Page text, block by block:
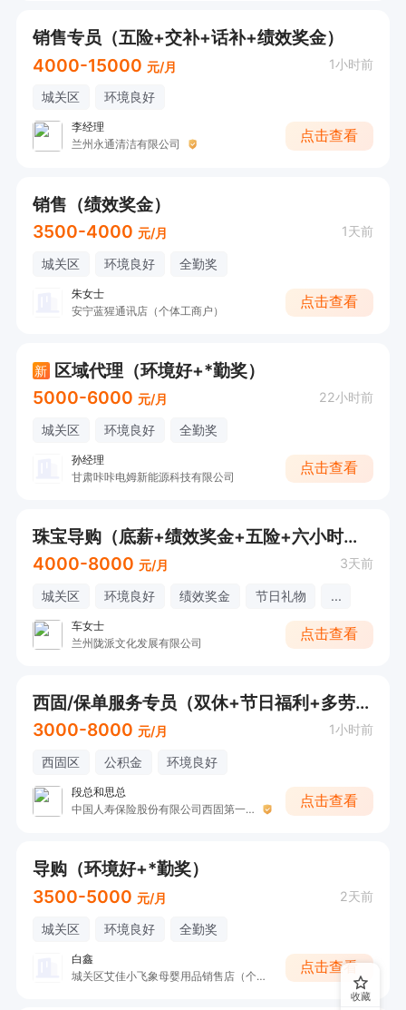
销售专员（五险+交补+话补+绩效奖金）
4000-15000 元/月 1小时前
城关区 环境良好
李经理
兰州永通清洁有限公司
点击查看
销售（绩效奖金）
3500-4000 元/月 1天前
城关区 环境良好 全勤奖
朱女士
安宁蓝猩通讯店（个体工商户）
点击查看
新 区域代理（环境好+*勤奖）
5000-6000 元/月 22小时前
城关区 环境良好 全勤奖
孙经理
甘肃咔咔电姆新能源科技有限公司
点击查看
珠宝导购（底薪+绩效奖金+五险+六小时制）
4000-8000 元/月 3天前
城关区 环境良好 绩效奖金 节日礼物 ...
车女士
兰州陇派文化发展有限公司
点击查看
西固/保单服务专员（双休+节日福利+多劳多得）
3000-8000 元/月 1小时前
西固区 公积金 环境良好
段总和思总
中国人寿保险股份有限公司西固第一营销服务部
点击查看
导购（环境好+*勤奖）
3500-5000 元/月 2天前
城关区 环境良好 全勤奖
白鑫
城关区艾佳小飞象母婴用品销售店（个体工商户）
点击查看
收藏